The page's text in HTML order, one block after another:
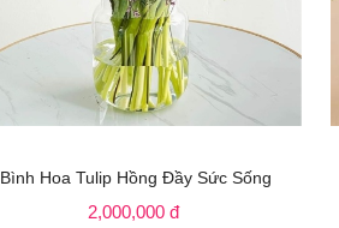
Bình Hoa Tulip Hồng Đầy Sức Sống
2,000,000 đ